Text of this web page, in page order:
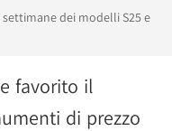
dei modelli S25 e
favorito il
di prezzo